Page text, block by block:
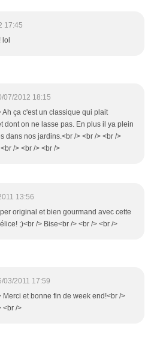
17:45
lol
07/2012 18:15
Ah ça c'est un classique qui plait
dont on ne lasse pas. En plus il ya plein
dans nos jardins.<br /> <br /> <br />
/> <br /> <br />
13:56
original et bien gourmand avec cette
;)<br /> Bise<br /> <br /> <br />
03/2011 17:59
Merci et bonne fin de week end!<br />
<br />